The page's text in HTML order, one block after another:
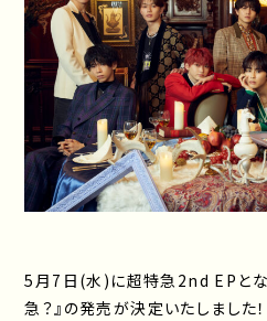
5月7日(水)に超特急2nd EPと
急？』の発売が決定いたしました！